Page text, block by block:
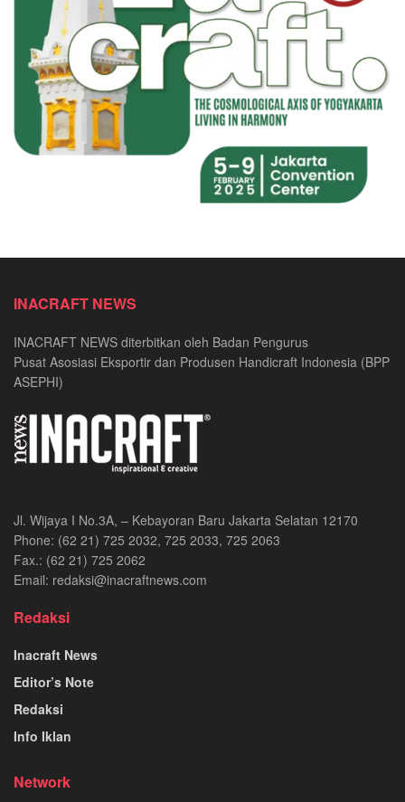
INACRAFT NEWS
INACRAFT NEWS diterbitkan oleh Badan Pengurus
Pusat Asosiasi Eksportir dan Produsen Handicraft Indonesia (BPP
ASEPHI)
Jl. Wijaya I No.3A, – Kebayoran Baru Jakarta Selatan 12170
Phone: (62 21) 725 2032, 725 2033, 725 2063
Fax.: (62 21) 725 2062
Email: redaksi@inacraftnews.com
Redaksi
Inacraft News
Editor’s Note
Redaksi
Info Iklan
Network